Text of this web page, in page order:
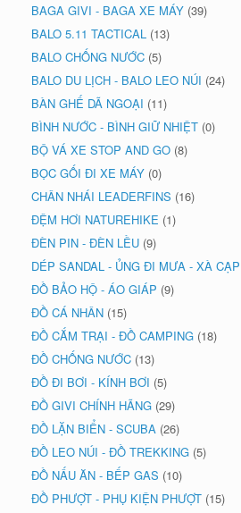
BAGA GIVI - BAGA XE MÁY (39)
BALO 5.11 TACTICAL (13)
BALO CHỐNG NƯỚC (5)
BALO DU LỊCH - BALO LEO NÚI (24)
BÀN GHẾ DÃ NGOẠI (11)
BÌNH NƯỚC - BÌNH GIỮ NHIỆT (0)
BỘ VÁ XE STOP AND GO (8)
BỌC GỐI ĐI XE MÁY (0)
CHÂN NHÁI LEADERFINS (16)
ĐỆM HƠI NATUREHIKE (1)
ĐÈN PIN - ĐÈN LỀU (9)
DÉP SANDAL - ỦNG ĐI MƯA - XÀ CẠP
ĐỒ BẢO HỘ - ÁO GIÁP (9)
ĐỒ CÁ NHÂN (15)
ĐỒ CẮM TRẠI - ĐỒ CAMPING (18)
ĐỒ CHỐNG NƯỚC (13)
ĐỒ ĐI BƠI - KÍNH BƠI (5)
ĐỒ GIVI CHÍNH HÃNG (29)
ĐỒ LẶN BIỂN - SCUBA (26)
ĐỒ LEO NÚI - ĐỒ TREKKING (5)
ĐỒ NẤU ĂN - BẾP GAS (10)
ĐỒ PHƯỢT - PHỤ KIỆN PHƯỢT (15)